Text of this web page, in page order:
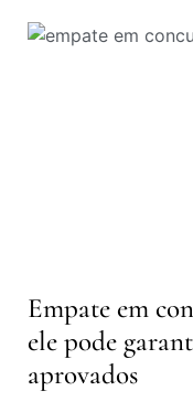
Empate em
ele pode
aprovados